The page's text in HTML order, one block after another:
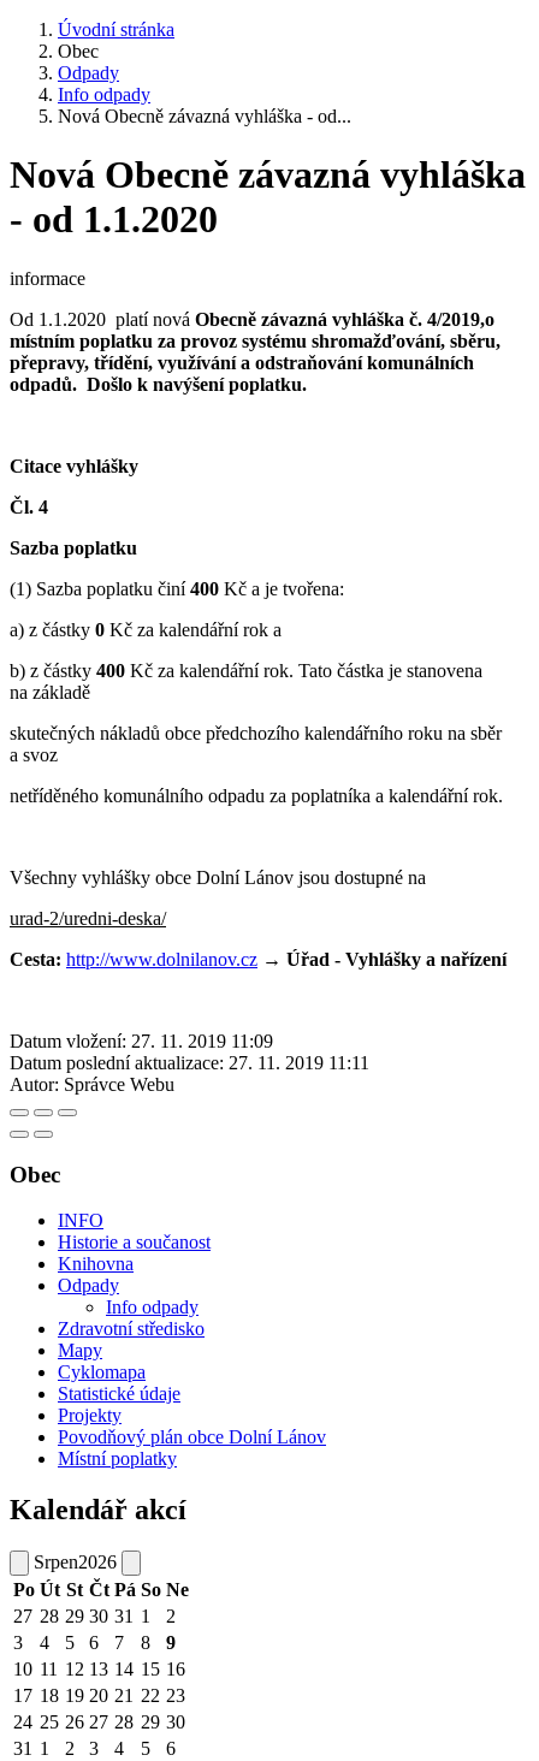
Úvodní stránka
Obec
Odpady
Info odpady
Nová Obecně závazná vyhláška - od...
Nová Obecně závazná vyhláška
- od 1.1.2020
informace
Od 1.1.2020 platí nová Obecně závazná vyhláška č. 4/2019,o
místním poplatku za provoz systému shromažďování, sběru,
přepravy, třídění, využívání a odstraňování komunálních
odpadů. Došlo k navýšení poplatku.
Citace vyhlášky
Čl. 4
Sazba poplatku
(1) Sazba poplatku činí400 Kč a je tvořena:
a) z částky 0 Kč za kalendářní rok a
b) z částky 400 Kč za kalendářní rok. Tato částka je stanovena
na základě
skutečných nákladů obce předchozího kalendářního roku na sběr
a svoz
netříděného komunálního odpadu za poplatníka a kalendářní rok.
Všechny vyhlášky obce Dolní Lánov jsou dostupné na
urad-2/uredni-deska/
Cesta: http://www.dolnilanov.cz → Úřad - Vyhlášky a nařízení
Datum vložení: 27. 11. 2019 11:09
Datum poslední aktualizace: 27. 11. 2019 11:11
Autor: Správce Webu
Obec
INFO
Historie a součanost
Knihovna
Odpady
Info odpady
Zdravotní středisko
Mapy
Cyklomapa
Statistické údaje
Projekty
Povodňový plán obce Dolní Lánov
Místní poplatky
Kalendář akcí
Srpen2026
Po Út St Čt Pá So Ne
27 28 29 30 31 1
2
3
4 5 6 7 8
9
10 11 12 13 14 15 16
17 18 19 20 21 22 23
24 25 26 27 28 29 30
31 1 2 3 4 5 6